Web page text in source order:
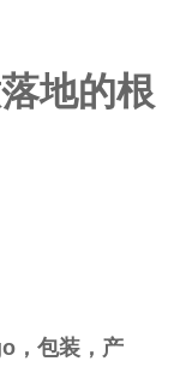
地的根
，包装，产